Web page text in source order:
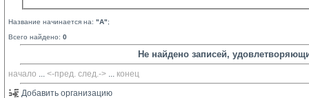
Название начинается на: "A";
Всего найдено: 0
Не найдено записей,
начало ... <-пред. след.-> ... конец
Добавить организацию